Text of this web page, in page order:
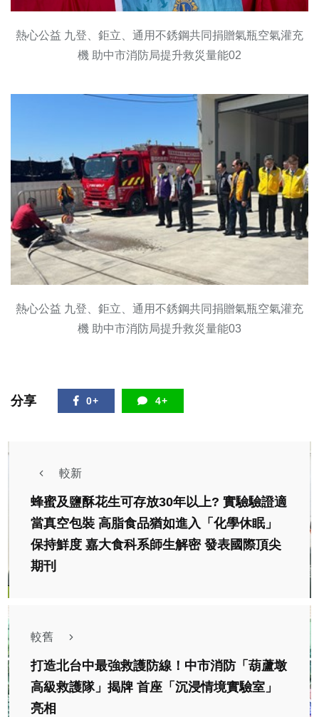
熱心公益 九登、鉅立、通用不銹鋼共同捐贈氣瓶空氣灌充
機 助中市消防局提升救災量能02
熱心公益 九登、鉅立、通用不銹鋼共同捐贈氣瓶空氣灌充
機 助中市消防局提升救災量能03
分享 0+ 4+
較新
蜂蜜及鹽酥花生可存放30年以上? 實驗驗證適
當真空包裝 高脂食品猶如進入「化學休眠」
保持鮮度 嘉大食科系師生解密 發表國際頂尖
期刊
較舊
打造北台中最強救護防線！中市消防「葫蘆墩
高級救護隊」揭牌 首座「沉浸情境實驗室」
亮相